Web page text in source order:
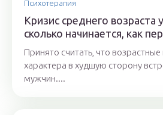
Психотерапия
Кризис среднего
сколько начинается, как
Принято считать, что
характера в худшую сторону
мужчин....